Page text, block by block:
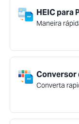
HEIC para
Maneira
Conversor
Converta